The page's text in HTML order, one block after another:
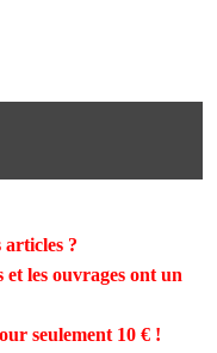
articles ?
et les ouvrages ont un
seulement 10 €!